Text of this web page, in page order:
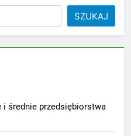
SZUKAJ
i średnie przedsiębiorstwa